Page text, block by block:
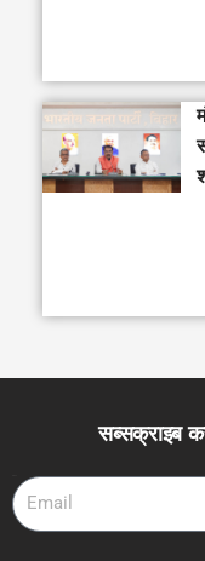
सब्सक्राइब